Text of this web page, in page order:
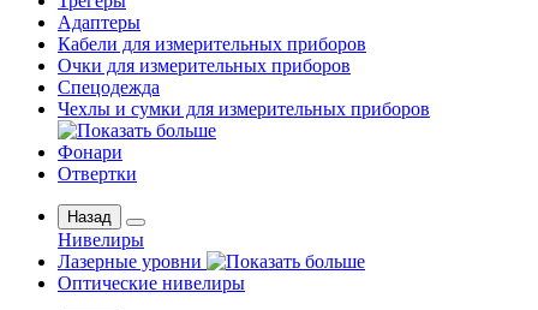
Адаптеры
Кабели для измерительных приборов
Очки для измерительных приборов
Спецодежда
Чехлы и сумки для измерительных приборов
Фонари
Отвертки
Назад
Нивелиры
Лазерные уровни
Оптические нивелиры